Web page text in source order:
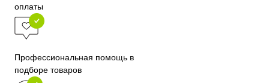
оплаты
Профессиональная помощь в
подборе товаров